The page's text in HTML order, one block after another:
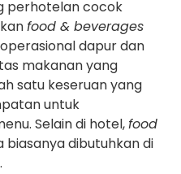
perhotelan cocok
food & beverages
dapur dan
makanan yang
satu keseruan yang
untuk
Selain di hotel,food
biasanya dibutuhkan di